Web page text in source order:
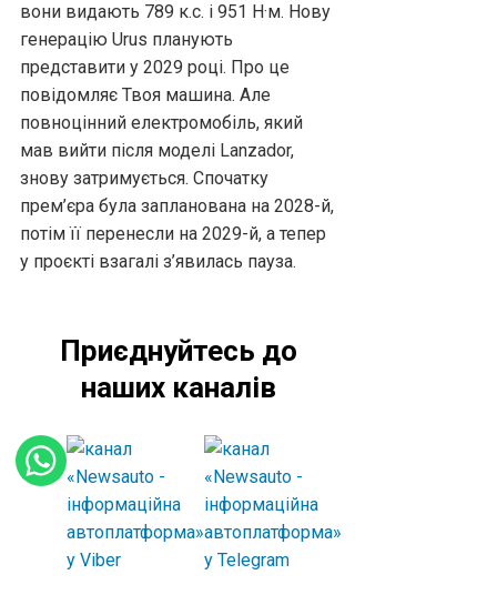
вони видають 789 к.с. і 951 Н·м. Нову
генерацію Urus планують
представити у 2029 році. Про це
повідомляє Твоя машина. Але
повноцінний електромобіль, який
мав вийти після моделі Lanzador,
знову затримується. Спочатку
прем’єра була запланована на 2028-й,
потім її перенесли на 2029-й, а тепер
у проєкті взагалі з’явилась пауза.
Приєднуйтесь до
наших каналів